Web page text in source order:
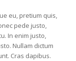
eu, pretium quis,
pede justo,
In enim justo,
Nullam dictum
Cras dapibus.